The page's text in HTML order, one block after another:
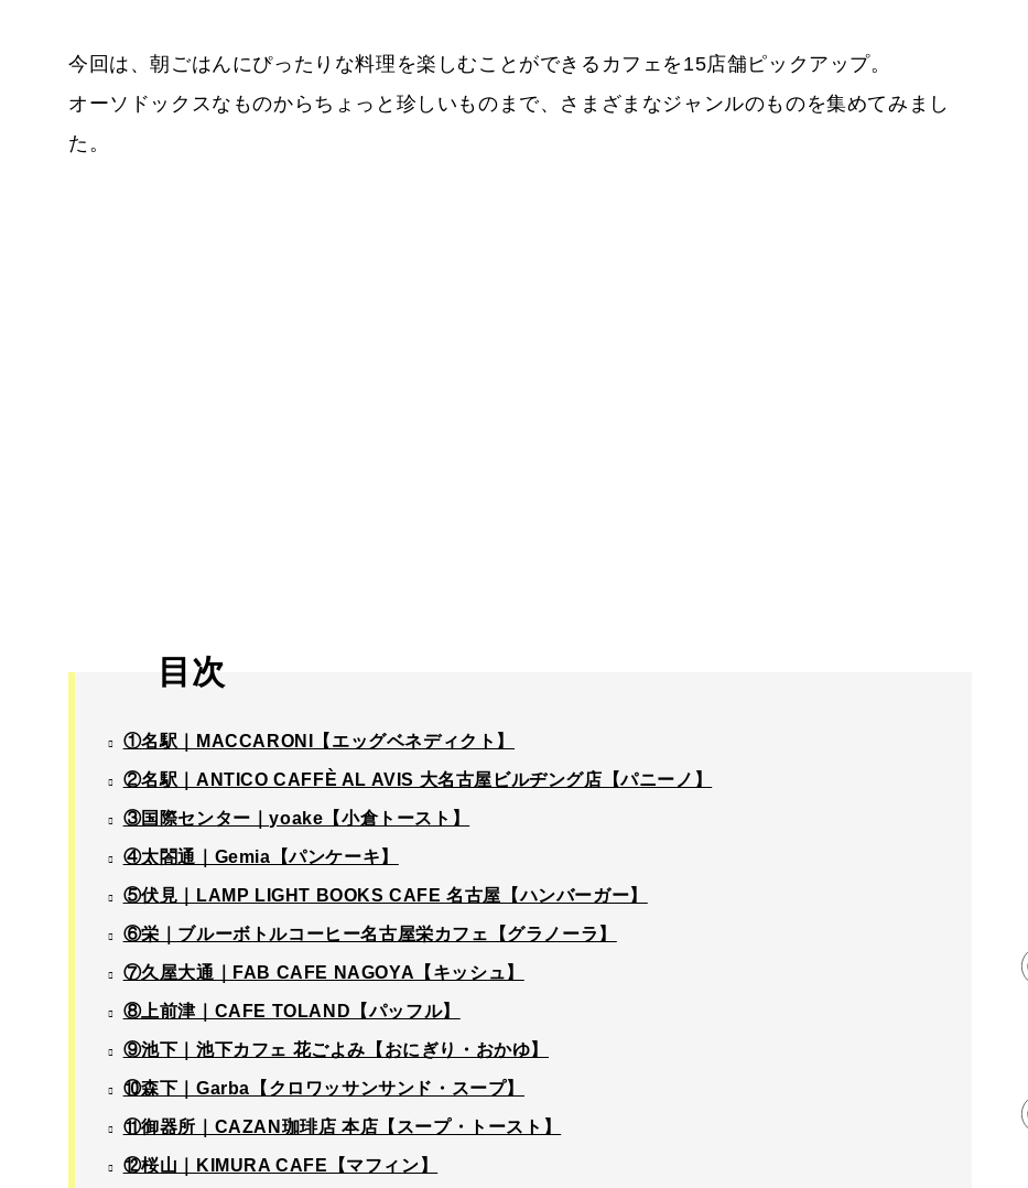
今回は、朝ごはんにぴったりな料理を楽しむことができるカフェを15店舗ピックアップ。
オーソドックスなものからちょっと珍しいものまで、さまざまなジャンルのものを集めてみまし
た。
目次
①名駅｜MACCARONI【エッグベネディクト】
②名駅｜ANTICO CAFFÈ AL AVIS 大名古屋ビルヂング店【パニーノ】
③国際センター｜yoake【小倉トースト】
④太閤通｜Gemia【パンケーキ】
⑤伏見｜LAMP LIGHT BOOKS CAFE 名古屋【ハンバーガー】
⑥栄｜ブルーボトルコーヒー名古屋栄カフェ【グラノーラ】
⑦久屋大通｜FAB CAFE NAGOYA【キッシュ】
⑧上前津｜CAFE TOLAND【パッフル】
⑨池下｜池下カフェ 花ごよみ【おにぎり・おかゆ】
⑩森下｜Garba【クロワッサンサンド・スープ】
⑪御器所｜CAZAN珈琲店 本店【スープ・トースト】
⑫桜山｜KIMURA CAFE【マフィン】